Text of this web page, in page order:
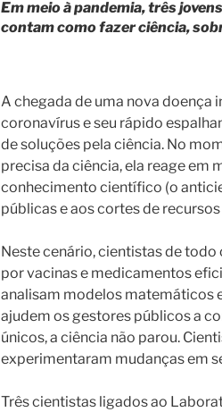
s
p
e
o
o
k
er l
Em meio à pandemia, três
contam como fazer ciência,
A chegada de uma nova doença
coronavírus e seu rápido
de soluções pela ciência. No
precisa da ciência, ela reage em
conhecimento científico (o
públicas e aos cortes de
Neste cenário, cientistas de
por vacinas e medicamentos
analisam modelos matemáticos
ajudem os gestores públicos a
únicos, a ciência não parou.
experimentaram mudanças em
Três cientistas ligados ao